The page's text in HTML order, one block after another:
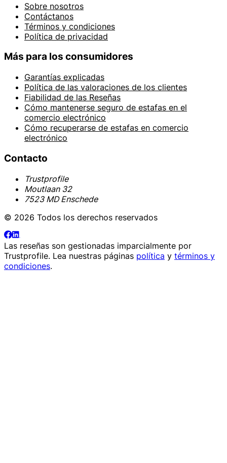
Sobre nosotros
Contáctanos
Términos y condiciones
Política de privacidad
Más para los consumidores
Garantías explicadas
Política de las valoraciones de los clientes
Fiabilidad de las Reseñas
Cómo mantenerse seguro de estafas en el
comercio electrónico
Cómo recuperarse de estafas en comercio
electrónico
Contacto
Trustprofile
Moutlaan 32
7523 MD Enschede
© 2026 Todos los derechos reservados
Las reseñas son gestionadas imparcialmente por
Trustprofile. Lea nuestras páginas política y términos y
condiciones.